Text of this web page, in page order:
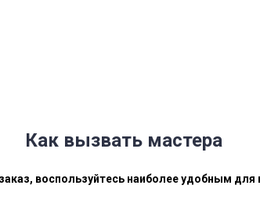
Как вызвать мастера
воспользуйтесь наиболее удобным для